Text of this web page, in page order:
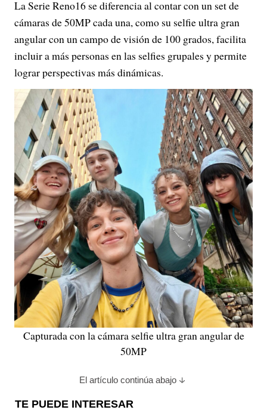
La Serie Reno16 se diferencia al contar con un set de
cámaras de 50MP cada una, como su selfie ultra gran
angular con un campo de visión de 100 grados, facilita
incluir a más personas en las selfies grupales y permite
lograr perspectivas más dinámicas.
Capturada con la cámara selfie ultra gran angular de
50MP
El artículo continúa abajo
TE PUEDE INTERESAR